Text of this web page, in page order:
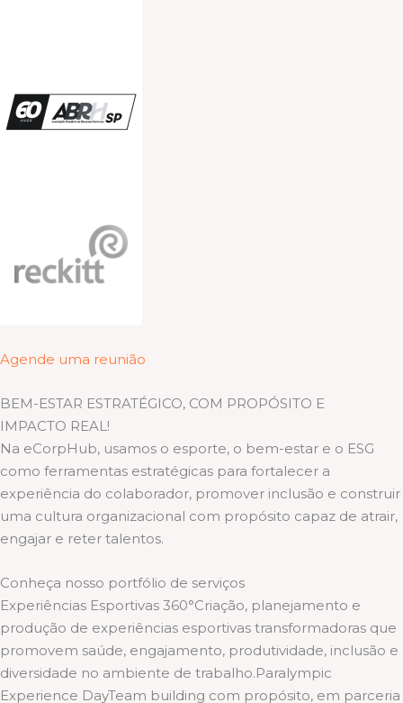
Agende uma reunião
BEM-ESTAR ESTRATÉGICO, COM PROPÓSITO E
IMPACTO REAL!
Na eCorpHub, usamos o esporte, o bem-estar e o ESG
como ferramentas estratégicas para fortalecer a
experiência do colaborador, promover inclusão e construir
uma cultura organizacional com propósito capaz de atrair,
engajar e reter talentos.
Conheça nosso portfólio de serviços
Experiências Esportivas 360°Criação, planejamento e
produção de experiências esportivas transformadoras que
promovem saúde, engajamento, produtividade, inclusão e
diversidade no ambiente de trabalho.Paralympic
Experience DayTeam building com propósito, em parceria